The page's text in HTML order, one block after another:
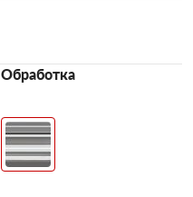
Обработка